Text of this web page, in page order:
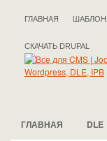
ГЛАВНАЯ
СКАЧАТЬ DRUPAL
ГЛАВНАЯ DLE